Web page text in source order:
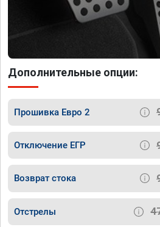
Дополнительные опции:
Прошивка Евро 2
Отключение ЕГР
Возврат стока
Отстрелы